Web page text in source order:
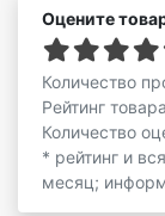
Оцените
Количество
Рейтинг
Количество
* рейтинг и
месяц;